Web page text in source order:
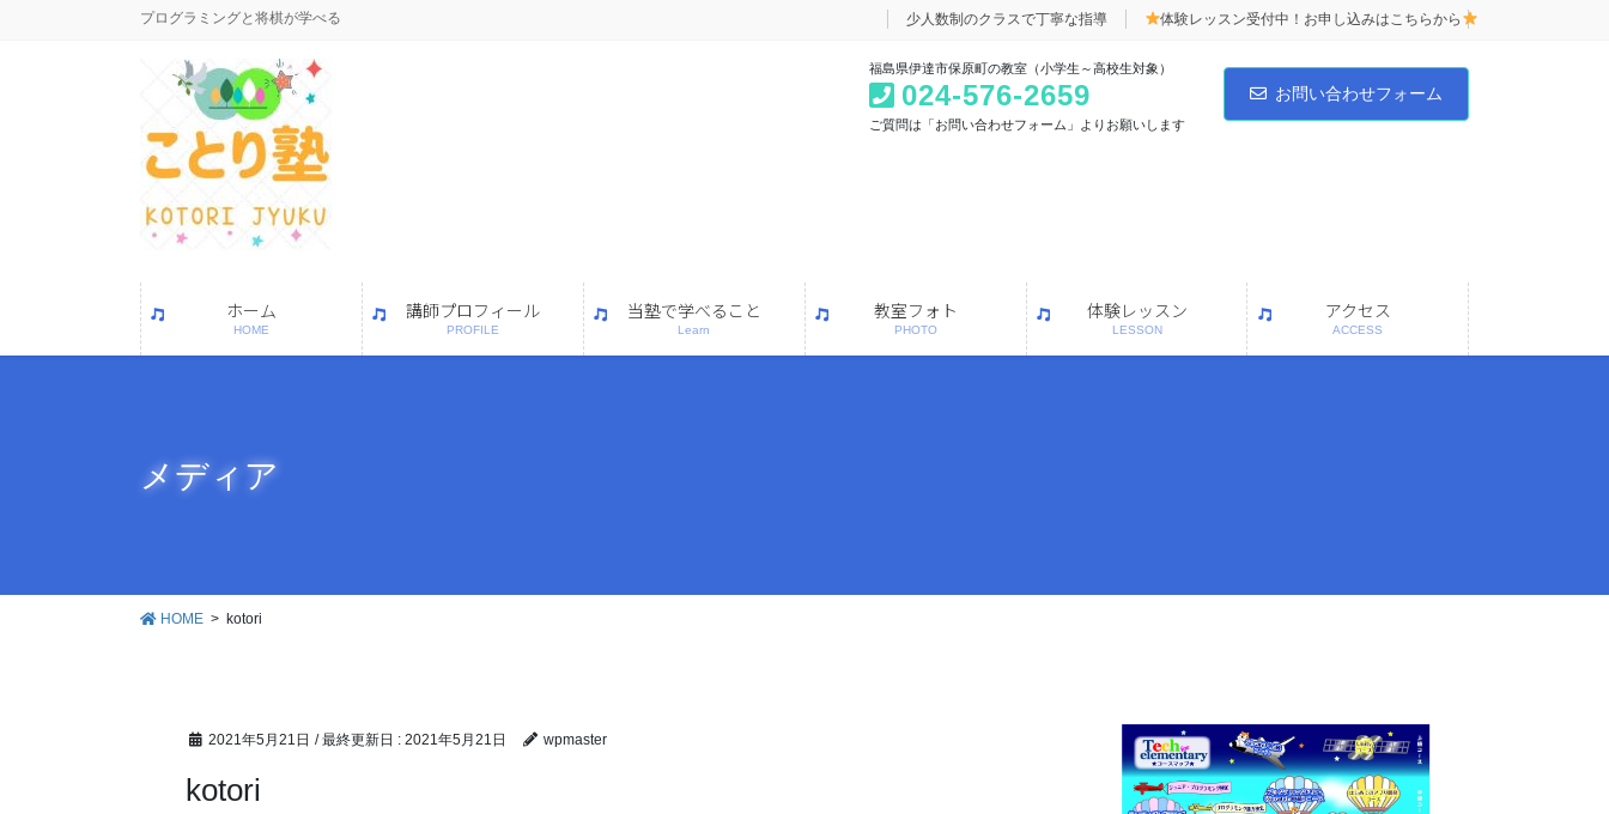
プログラミングと将棋が学べる 少人数制のクラスで丁寧な指導 体験レッスン受付中！お申し込みはこちらから
福島県伊達市保原町の教室（小学生～高校生対象）
024-576-2659
ご質問は「お問い合わせフォーム」よりお願いします
お問い合わせフォーム
ホーム
HOME
講師プロフィール
PROFILE
当塾で学べること
Learn
教室フォト
PHOTO
体験レッスン
LESSON
アクセス
ACCESS
メディア
HOME kotori
2021年5月21日 / 最終更新日 :2021年5月21日 wpmaster
kotori